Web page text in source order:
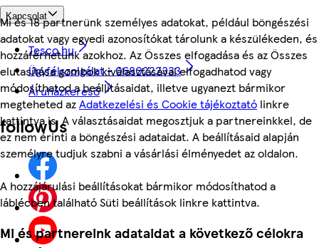
Mi és 18 partnerünk személyes adatokat, például böngészési
adatokat vagy egyedi azonosítókat tárolunk a készülékeden, és
hozzáférhetünk azokhoz. Az Összes elfogadása és az Összes
elutasítása gombok kiválasztásával elfogadhatod vagy
módosíthatod a beállításaidat, illetve ugyanezt bármikor
megteheted azAdatkezelési és Cookie tájékoztató linkre
kattintva is. A választásaidat megosztjuk a partnereinkkel, de
ez nem érinti a böngészési adataidat. A beállításaid alapján
személyre tudjuk szabni a vásárlási élményedet az oldalon.
A hozzájárulási beállításokat bármikor módosíthatod a
láblécben található Süti beállítások linkre kattintva.
Mi és partnereink adataidat a következő célokra
Kapcsolat
Tesco.hu
Ügyfélszolgálat - 0680222333
Áruházkereső
followUs